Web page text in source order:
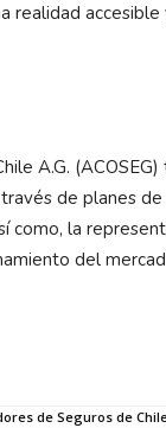
realidad
A.G.
de planes
como, la
del
de Seguros de